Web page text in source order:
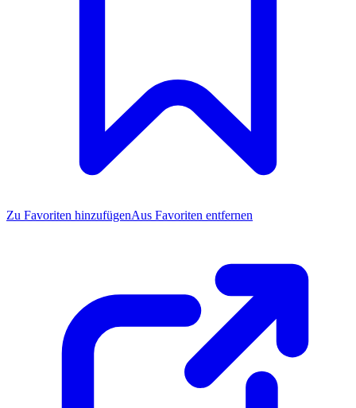
Zu Favoriten hinzufügenAus Favoriten entfernen